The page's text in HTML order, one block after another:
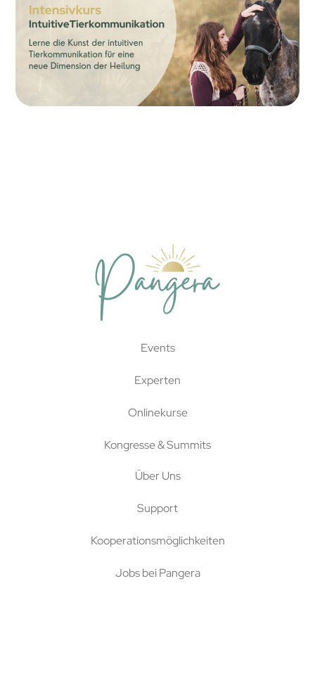
Events
Experten
Onlinekurse
Kongresse & Summits
Über Uns
Support
Kooperationsmöglichkeiten
Jobs bei Pangera